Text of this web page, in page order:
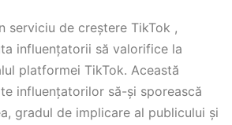
serviciu de creștere TikTok ,
influențatorii să valorifice la
platformei TikTok. Această
influențatorilor să-și sporească
gradul de implicare al publicului și